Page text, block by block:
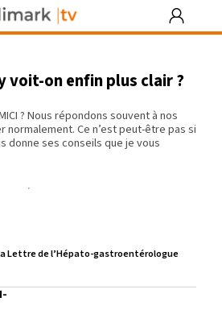
Formation
vous by Curie
10:31
voit-on enfin plus clair ?
? Nous répondons souvent à nos
normalement. Ce n’est peut-être pas si
donne ses conseils que je vous
Lettre de l’Hépato-gastroentérologue